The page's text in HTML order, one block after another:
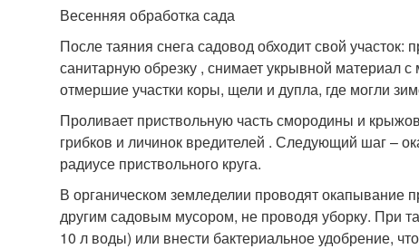
Весенняя обработка сада
После таяния снега садовод обходит свой участок:
санитарную обрезку , снимает укрывной материал
отмершие участки коры, щели и дупла, где могли
Проливает приствольную часть смородины и
грибков и личинок вредителей . Следующий шаг –
радиусе приствольного круга.
В органическом земледелии проводят окапывание
другим садовым мусором, не проводя уборку. При
10 л воды) или внести бактериальное удобрение,